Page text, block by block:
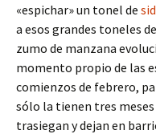
«espichar» un tonel de
a esos grandes toneles
zumo de manzana
momento propio de las
comienzos de febrero,
sólo la tienen tres meses
trasiegan y dejan en